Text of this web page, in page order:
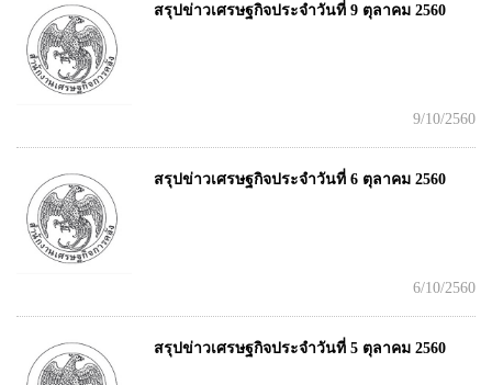
สรุปข่าวเศรษฐกิจประจำวันที่ 9 ตุลาคม 2560
9/10/2560
สรุปข่าวเศรษฐกิจประจำวันที่ 6 ตุลาคม 2560
6/10/2560
สรุปข่าวเศรษฐกิจประจำวันที่ 5 ตุลาคม 2560